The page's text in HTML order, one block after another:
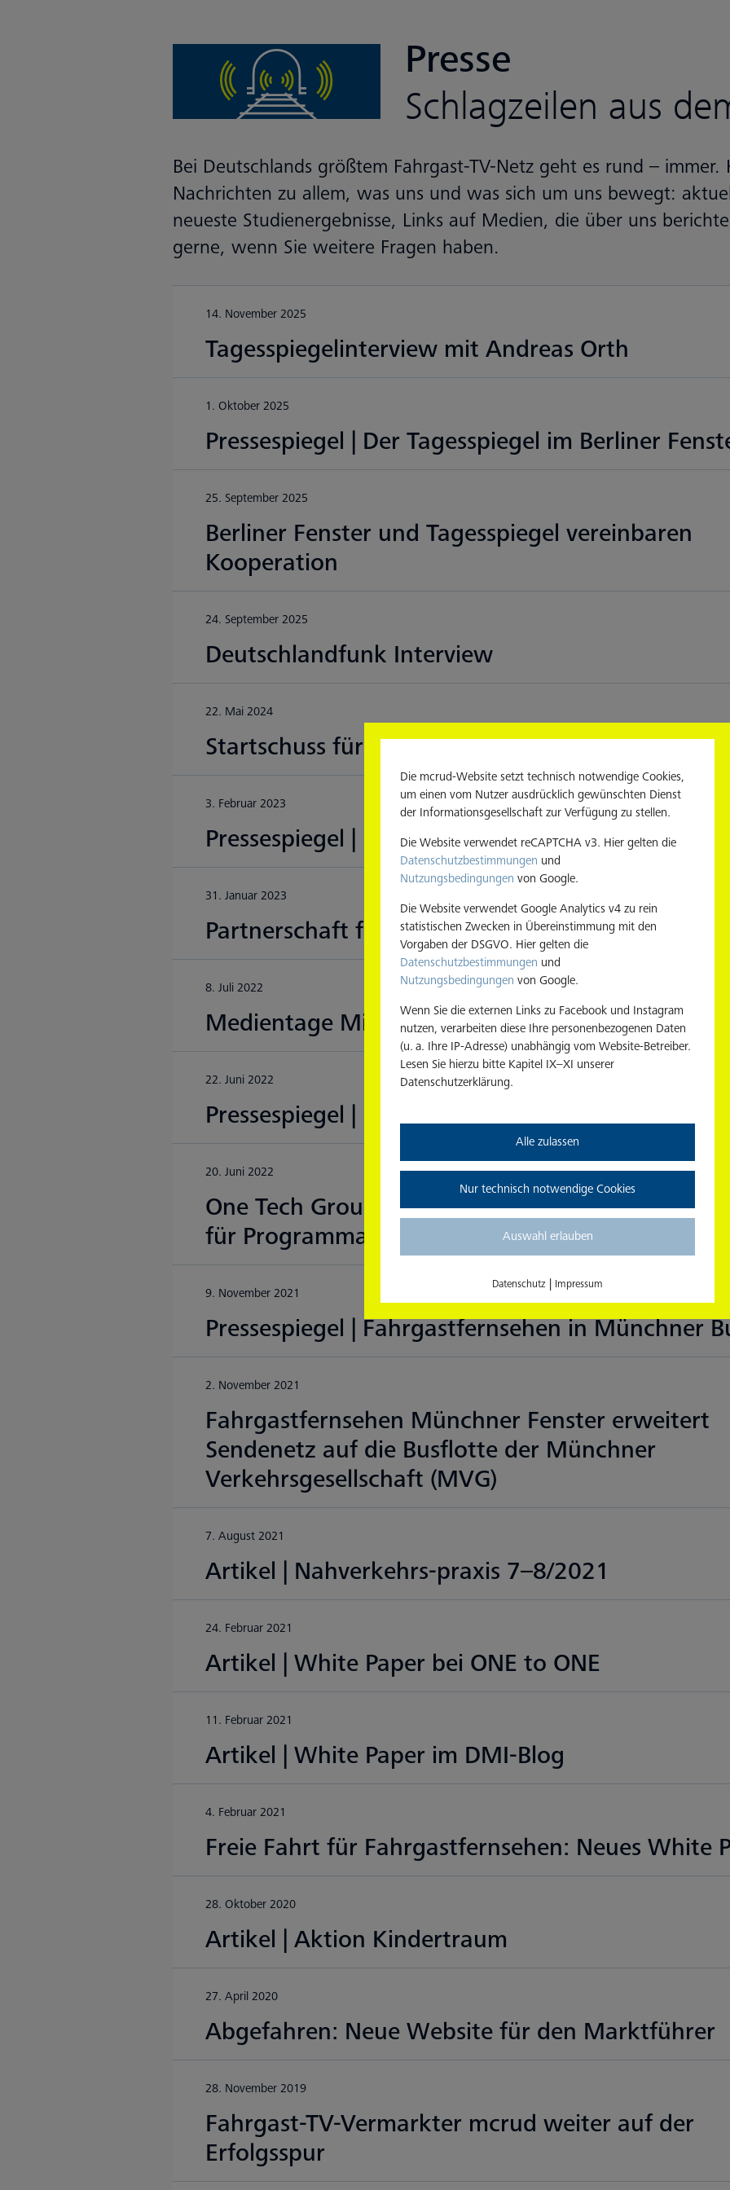
Presse
Schlagzeilen aus
Bei Deutschlands größtem Fahrgast-TV-Netz geht es rund – immer.
Nachrichten zu allem, was uns und was sich um uns bewegt:
neueste Studienergebnisse, Links auf Medien, die über uns
gerne, wenn Sie weitere Fragen haben.
14. November 2025
Tagesspiegelinterview mit Andreas Orth
1. Oktober 2025
Pressespiegel | Der Tagesspiegel im Berliner
25. September 2025
Berliner Fenster und Tagesspiegel vereinbaren
Kooperation
24. September 2025
Deutschlandfunk Interview
22. Mai 2024
Startschuss für Fahrgastfernsehen Stuttgarter
3. Februar 2023
Pressespiegel | Kooperation mit Hivestack
31. Januar 2023
Partnerschaft für Programmatic DOOH
8. Juli 2022
Medientage Mitteldeutschland Leipzig
22. Juni 2022
Pressespiegel | Programmatic Advertising One
20. Juni 2022
One Tech Group und mc R&D GmbH schließen
für Programmatic Advertising
9. November 2021
Pressespiegel | Fahrgastfernsehen in Münchner
2. November 2021
Fahrgastfernsehen Münchner Fenster erweitert
Sendenetz auf die Busflotte der Münchner
Verkehrsgesellschaft (MVG)
7. August 2021
Artikel | Nahverkehrs-praxis 7–8/2021
24. Februar 2021
Artikel | White Paper bei ONE to ONE
11. Februar 2021
Artikel | White Paper im DMI-Blog
4. Februar 2021
Freie Fahrt für Fahrgastfernsehen: Neues White
28. Oktober 2020
Artikel | Aktion Kindertraum
27. April 2020
Abgefahren: Neue Website für den Marktführer
28. November 2019
Fahrgast-TV-Vermarkter mcrud weiter auf der
Erfolgsspur
Die mcrud-Website setzt technisch notwendige Cookies,
um einen vom Nutzer ausdrücklich gewünschten Dienst
der Informationsgesellschaft zur Verfügung zu stellen.
Die Website verwendet reCAPTCHA v3. Hier gelten die
Datenschutzbestimmungen und
Nutzungsbedingungen von Google.
Die Website verwendet Google Analytics v4 zu rein
statistischen Zwecken in Übereinstimmung mit den
Vorgaben der DSGVO. Hier gelten die
Datenschutzbestimmungen und
Nutzungsbedingungen von Google.
Wenn Sie die externen Links zu Facebook und Instagram
nutzen, verarbeiten diese Ihre personenbezogenen Daten
(u. a. Ihre IP-Adresse) unabhängig vom Website-Betreiber.
Lesen Sie hierzu bitte Kapitel IX–XI unserer
Datenschutzerklärung.
Alle zulassen
Nur technisch notwendige Cookies
Auswahl erlauben
Datenschutz | Impressum